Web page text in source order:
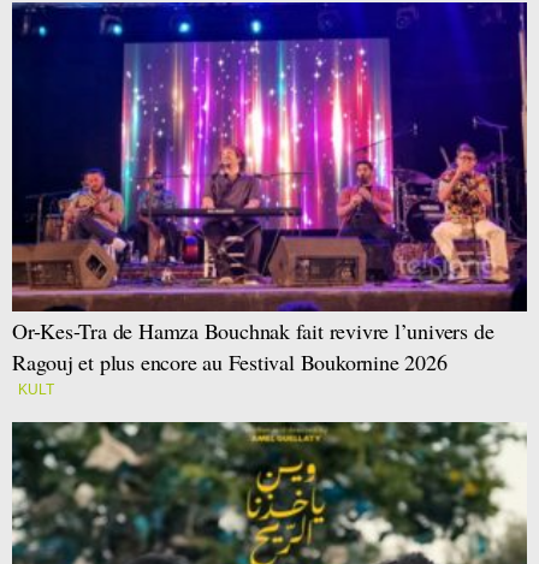
Or-Kes-Tra de Hamza Bouchnak fait revivre l’univers de
Ragouj et plus encore au Festival Boukornine 2026
KULT